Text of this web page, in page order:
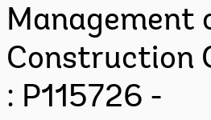
Management
Construction
: P115726 -